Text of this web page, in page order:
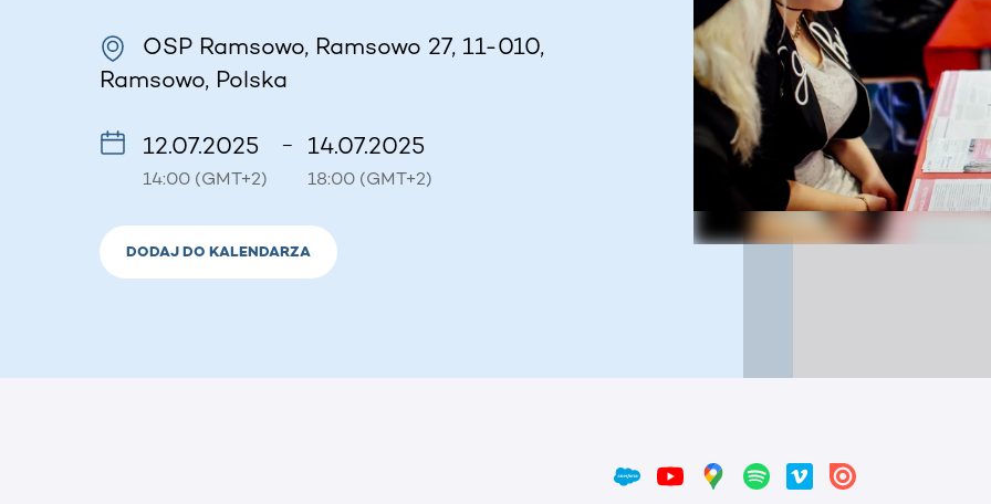
OSP Ramsowo, Ramsowo 27, 11-010,
Ramsowo, Polska
12.07.2025
14:00 (GMT+2)
– 14.07.2025
18:00 (GMT+2)
DODAJ DO KALENDARZA